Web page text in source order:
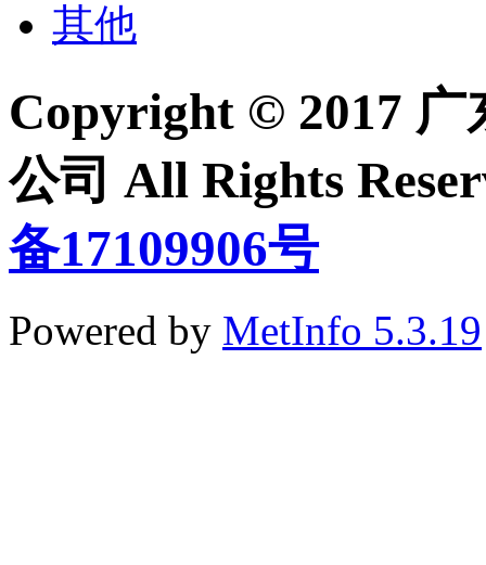
其他
Copyright © 2017
公司 All Rights
备17109906号
Powered by MetInfo 5.3.19